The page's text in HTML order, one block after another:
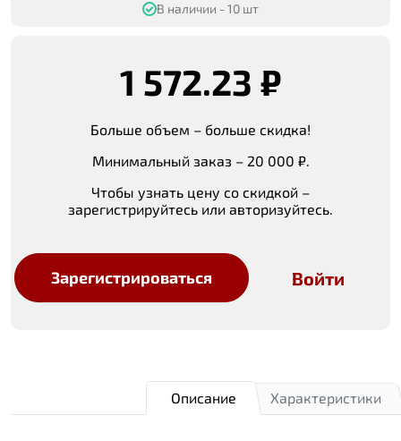
В наличии - 10 шт
1 572.23 ₽
Больше объем – больше скидка!
Минимальный заказ – 20 000 ₽.
Чтобы узнать цену со скидкой –
зарегистрируйтесь или авторизуйтесь.
Зарегистрироваться Войти
Характеристики
Описание